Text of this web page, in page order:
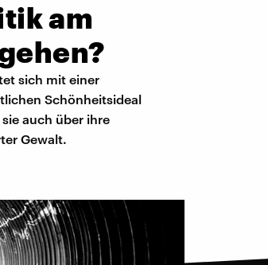
am
sich mit einer
Schönheitsideal
auch über ihre
Gewalt.